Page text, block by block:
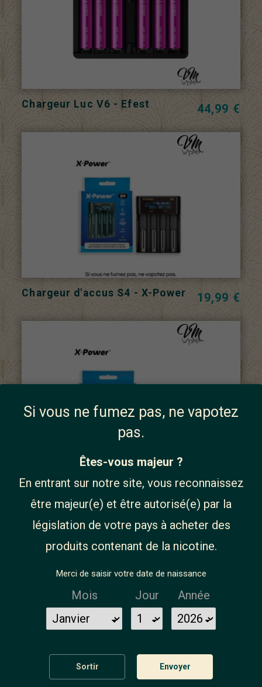
Chargeur Luc V6 - Efest 44,99 €
Chargeur d'accus S4 - X-Power 19,99 €
Chargeur d'accus M4 - X-Power 13,99 €
S'INSCRIRE À LA
NEWSLETTER
Vous pouvez vous désinscrire à tout moment. Vous
Si vous ne fumez pas, ne vapotez
pas.
Êtes-vous majeur ?
En entrant sur notre site, vous reconnaissez
être majeur(e) et être autorisé(e) par la
législation de votre pays à acheter des
produits contenant de la nicotine.
Merci de saisir votre date de naissance
Mois Jour Année
Sortir Envoyer